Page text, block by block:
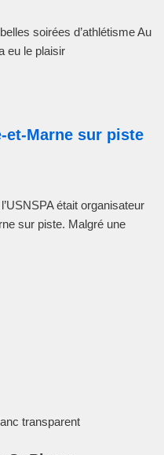
soirées d’athlétisme Au
eu le plaisir
et-Marne sur piste
était organisateur
sur piste. Malgré une